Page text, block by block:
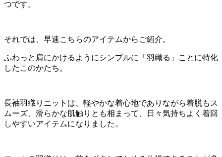
つです。
それでは、早速こちらのアイテムからご紹介。
ふわっと肩にかけるようにシンプルに「羽織る」ことに特化
したこのかたち。
長袖羽織りニットは、軽やかな着心地でありながら着脱もス
ムーズ、滑らかな肌触りとも相まって、日々気持ちよく着回
しやすいアイテムになりました。